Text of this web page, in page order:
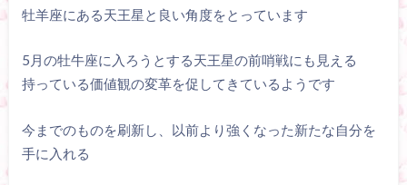
牡羊座にある天王星と良い角度をとっています
5月の牡牛座に入ろうとする天王星の前哨戦にも見える
持っている価値観の変革を促してきているようです
今までのものを刷新し、以前より強くなった新たな自分を
手に入れる